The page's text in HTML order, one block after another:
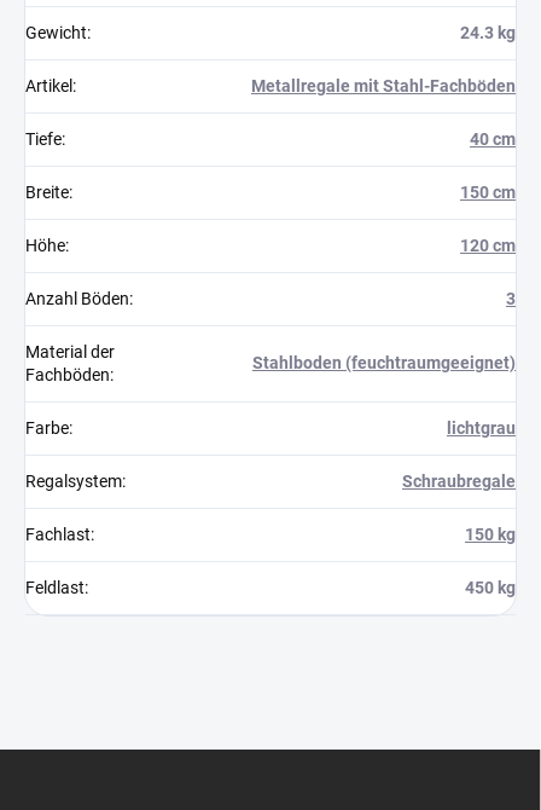
Gewicht: 24.3 kg
Artikel : Metallregale mit Stahl-Fachböden
Tiefe: 40 cm
Breite: 150 cm
Höhe: 120 cm
Anzahl Böden: 3
Material der
Fachböden:
Stahlboden (feuchtraumgeeignet)
Farbe: lichtgrau
Regalsystem: Schraubregale
Fachlast: 150 kg
Feldlast: 450 kg